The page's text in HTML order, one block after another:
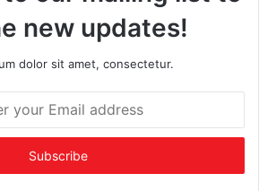
new updates!
dolor sit amet, consectetur.